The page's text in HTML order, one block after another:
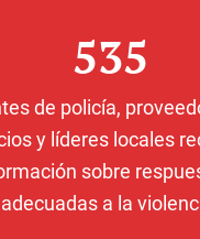
535
de policía,
y líderes locales
sobre
adecuadas a la